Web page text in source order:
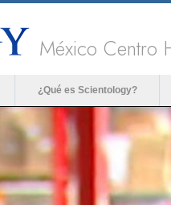
México Centro
¿Qué es Scientology?